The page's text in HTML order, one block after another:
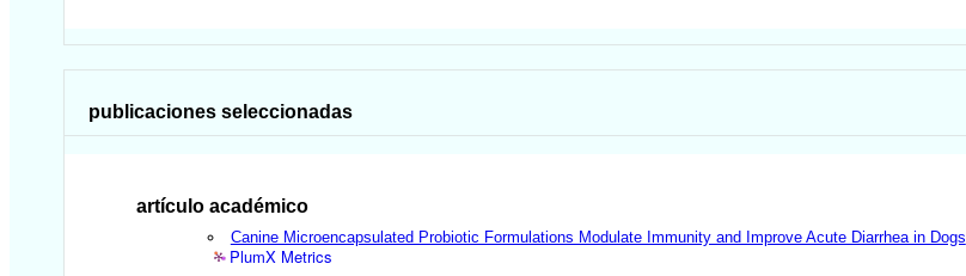
publicaciones seleccionadas
artículo académico
Canine Microencapsulated Probiotic Formulations Modulate Immunity and Improve Acute Diarrhea in Dogs
PlumX Metrics